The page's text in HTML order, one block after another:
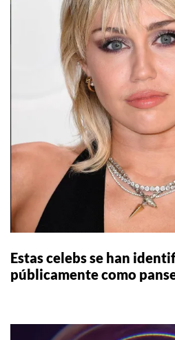
Estas celebs se han
públicamente como